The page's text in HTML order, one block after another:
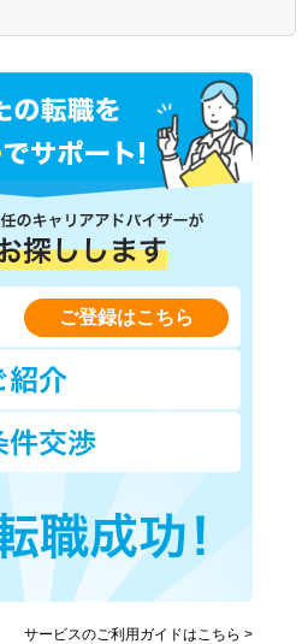
ご登録はこちら
サービスのご利用ガイドはこちら >